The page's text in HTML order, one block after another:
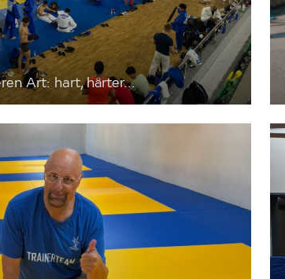
Art: hart, härter...